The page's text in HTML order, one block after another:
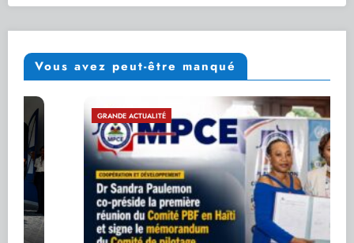
Vous avez peut-être manqué
GRANDE ACTUALITÉ